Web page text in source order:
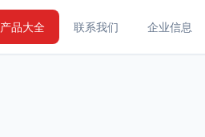
产品大全 联系我们 企业信息